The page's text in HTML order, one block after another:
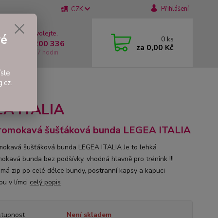
CZK Přihlášení
si rady? Zavolejte.
737 200 336
Pátek: 8 - 17 hodin
0 ks
za 0,00 Kč
ITALIA
šušťáková bunda LEGEA ITALIA
šušťáková bunda LEGEA ITALIA Je to lehká
bunda bez podšívky, vhodná hlavně pro trénink !!!
zip po celé délce bundy, postranní kapsy a kapuci
v límci celý popis
Není skladem